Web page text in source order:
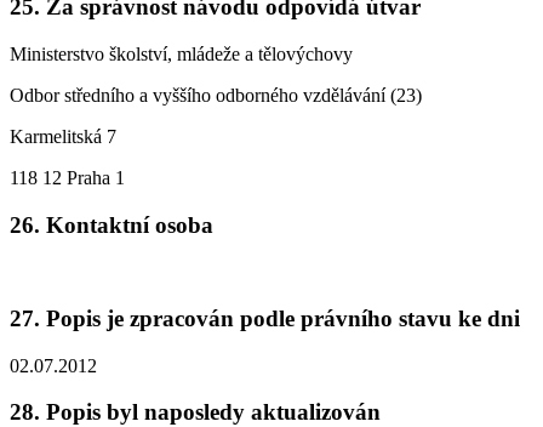
25. Za správnost návodu odpovídá útvar
Ministerstvo školství, mládeže a tělovýchovy
Odbor středního a vyššího odborného vzdělávání (23)
Karmelitská 7
118 12 Praha 1
26. Kontaktní osoba
27. Popis je zpracován podle právního stavu ke dni
02.07.2012
28. Popis byl naposledy aktualizován